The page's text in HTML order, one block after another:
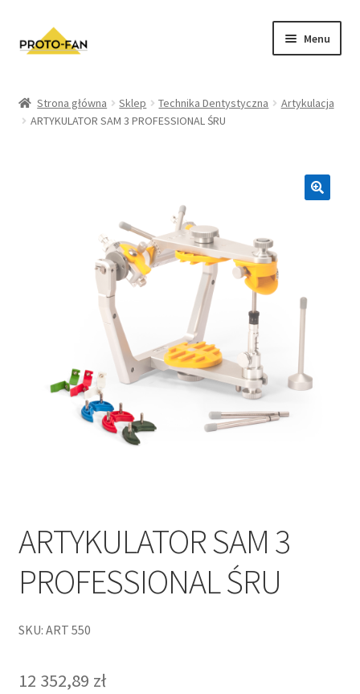
Menu
Kursy Stomatologiczne
Zwroty i Reklamacje
Regulamin sklepu
Polityka prywatności
Strona główna Sklep Technika Dentystyczna
Artykulacja
ARTYKULATOR SAM 3 PROFESSIONAL ŚRU
ARTYKULATOR SAM 3
PROFESSIONAL ŚRU
SKU: ART 550
12 352,89 zł